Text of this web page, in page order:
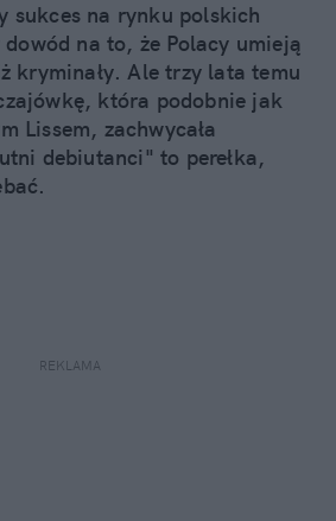
sukces na rynku polskich
na to, że Polacy umieją
kryminały. Ale trzy lata temu
która podobnie jak
Lissem, zachwycała
debiutanci" to perełka,
REKLAMA